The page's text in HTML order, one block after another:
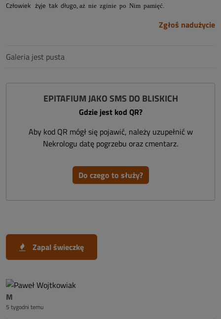
Człowiek żyje tak długo, aż nie zginie po Nim pamięć.
Zgłoś nadużycie
Galeria jest pusta
EPITAFIUM JAKO SMS DO BLISKICH
Gdzie jest kod QR?
Aby kod QR mógł się pojawić, należy uzupełnić w
Nekrologu datę pogrzebu oraz cmentarz.
Do czego to służy?
Zapal świeczkę
M
5 tygodni temu